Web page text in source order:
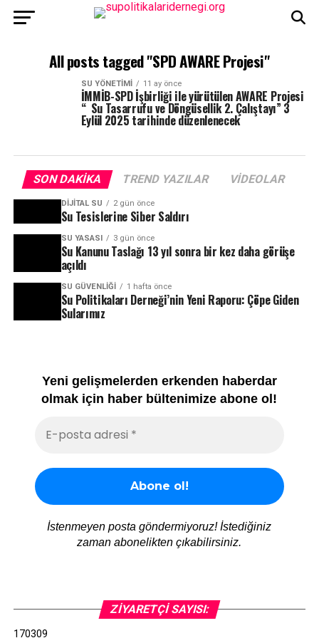
All posts tagged "SPD AWARE Projesi"
SU YÖNETIMI 11 ay önce
İMMİB-SPD İşbirliği ile yürütülen AWARE Projesi
“ Su Tasarrufu ve Döngüsellik 2. Çalıştayı” 3
Eylül 2025 tarihinde düzenlenecek
SON DAKIKA TREND YAZILAR VIDEOLAR
DIJITAL SU 2 gün önce
Su Tesislerine Siber Saldırı
SU YASASI 3 gün önce
Su Kanunu Taslağı 13 yıl sonra bir kez daha görüşe
açıldı
SU GÜVENLIĞI 1 hafta önce
Su Politikaları Derneği’nin Yeni Raporu: Çöpe Giden
Sularımız
Yeni gelişmelerden erkenden haberdar
olmak için haber bültenimize abone ol!
İstenmeyen posta göndermiyoruz! İstediğiniz
zaman abonelikten çıkabilirsiniz.
ZIYARETÇI SAYISI:
170309